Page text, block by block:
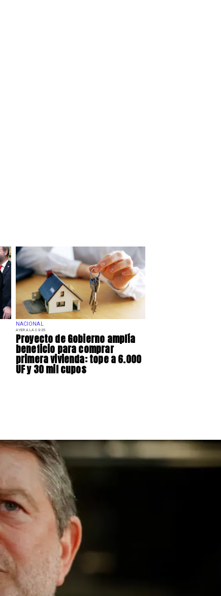
NACIONAL
AYER A LAS 9:35
Proyecto de Gobierno amplía
beneficio para comprar
primera vivienda: tope a 6.000
UF y 30 mil cupos